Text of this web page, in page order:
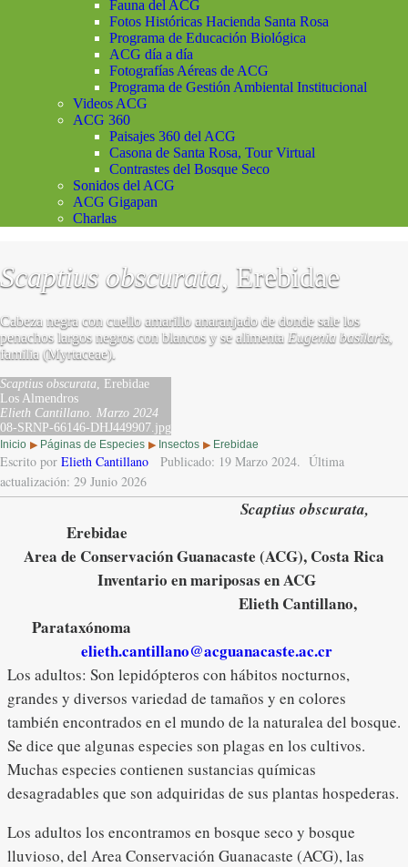
Fauna del ACG
Fotos Históricas Hacienda Santa Rosa
Programa de Educación Biológica
ACG día a día
Fotografías Aéreas de ACG
Programa de Gestión Ambiental Institucional
Videos ACG
ACG 360
Paisajes 360 del ACG
Casona de Santa Rosa, Tour Virtual
Contrastes del Bosque Seco
Sonidos del ACG
ACG Gigapan
Charlas
Scaptius obscurata, Erebidae
Cabeza negra con cuello amarillo anaranjado de donde sale los
penachos largos negros con blancos y se alimenta Eugenia basilaris,
familia (Myrtaceae).
Scaptius obscurata , Erebidae
Los Almendros
Elieth Cantillano. Marzo 2024
08-SRNP-66146-DHJ449907.jpg
Inicio ▶ Páginas de Especies ▶ Insectos ▶ Erebidae
Escrito por Elieth Cantillano Publicado: 19 Marzo 2024. Última
actualización: 29 Junio 2026
Scaptius obscurata,
Erebidae
Area de Conservación Guanacaste (ACG), Costa Rica
Inventario en mariposas en ACG
Elieth Cantillano,
Parataxónoma
elieth.cantillano@acguanacaste.ac.cr
Los adultos: Son lepidópteros con hábitos nocturnos,
grandes y diversos variedad de tamaños y en colores
también encontrados en el mundo de la naturalea del bosque.
Se dice que algunas especies son plagas en los cultivos.
Muchas especies contienen sustancias químicas
desagradables que son adquiridas de sus plantas hospederas.
Los adultos los encontramos en bosque seco y bosque
lluvioso, del Area Conservación Guanacaste (ACG), las